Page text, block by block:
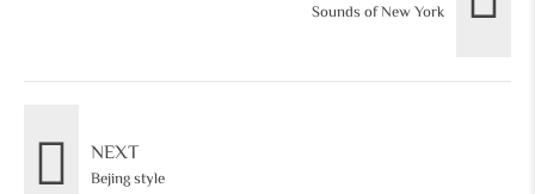
Sounds of New York
NEXT
Bejing style